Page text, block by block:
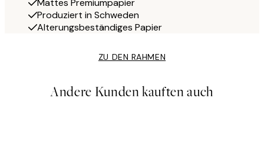
Mattes Premiumpapier
Produziert in Schweden
Alterungsbeständiges Papier
ZU DEN RAHMEN
Andere Kunden kauften auch